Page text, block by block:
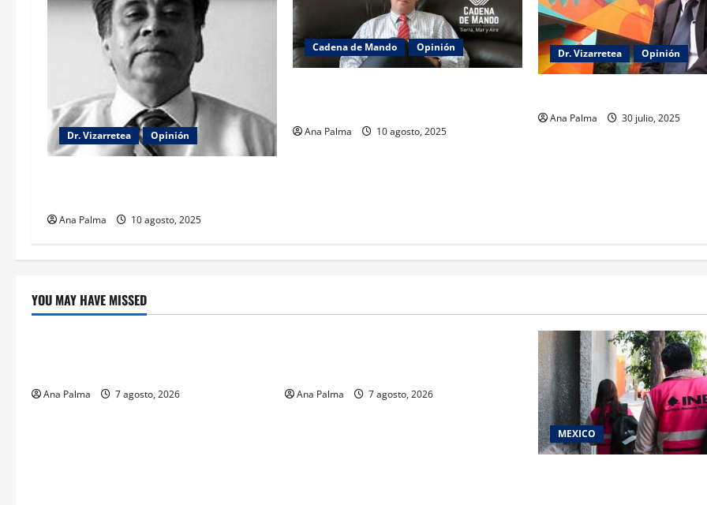
Dr. Vizarretea Opinión
Ana Palma 10 agosto, 2025
Cadena de Mando Opinión
Ana Palma 10 agosto, 2025
Dr. Vizarretea Opinión
Ana Palma 30 julio, 2025
YOU MAY HAVE MISSED
Crítica de Cine
Ana Palma 7 agosto, 2026 Ana Palma 7 agosto, 2026
MEXICO